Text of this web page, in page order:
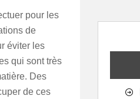
pour les
de
éviter les
qui sont très
Des
de ces